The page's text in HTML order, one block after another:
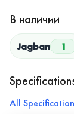
В наличии
Jagban 1
All